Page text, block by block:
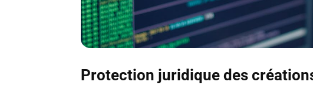
Protection juridique des